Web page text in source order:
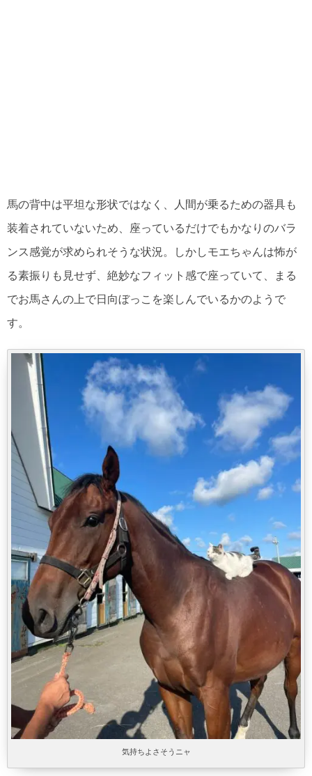
馬の背中は平坦な形状ではなく、人間が乗るための器具も
装着されていないため、座っているだけでもかなりのバラ
ンス感覚が求められそうな状況。しかしモエちゃんは怖が
る素振りも見せず、絶妙なフィット感で座っていて、まる
でお馬さんの上で日向ぼっこを楽しんでいるかのようで
す。
気持ちよさそうニャ